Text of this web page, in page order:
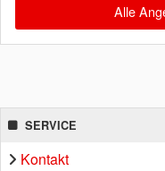
Alle
SERVICE
Kontakt